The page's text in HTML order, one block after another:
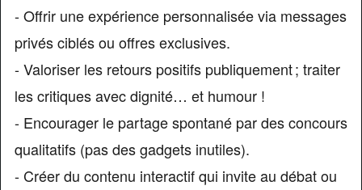
- Offrir une expérience personnalisée via messages
privés ciblés ou offres exclusives.
- Valoriser les retours positifs publiquement ; traiter
les critiques avec dignité… et humour !
- Encourager le partage spontané par des concours
qualitatifs (pas des gadgets inutiles).
- Créer du contenu interactif qui invite au débat ou